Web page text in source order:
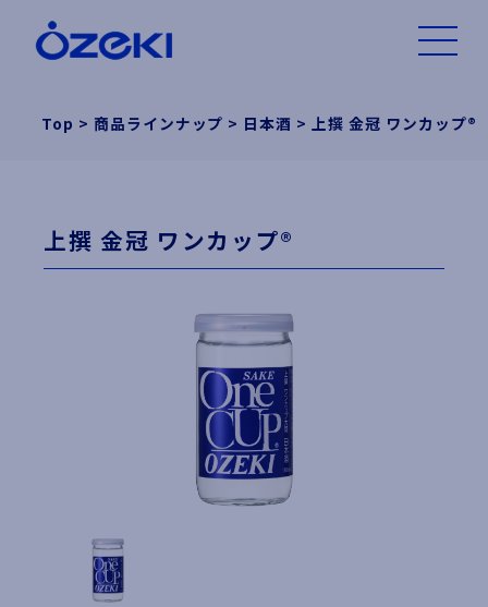
Top > 商品ラインナップ > 日本酒 >上撰 金冠 ワンカップ®
上撰 金冠 ワンカップ®